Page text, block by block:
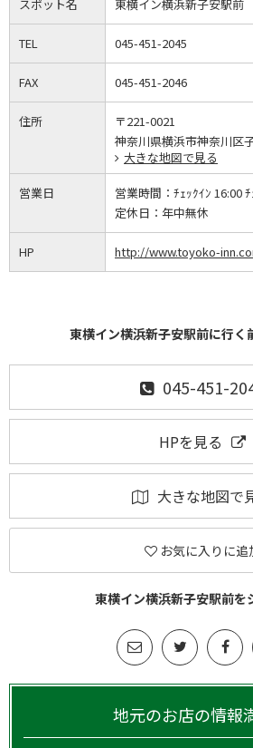
スポット名 東横イン横浜新子安駅前
TEL 045-451-2045
FAX 045-451-2046
住所
〒221-0021
神奈川県横浜市神奈川区
大きな地図で見る
営業日 営業時間： ﾁｪｯｸｲﾝ 16:00
定休日： 年中無休
HP http://www.toyoko-
東横イン横浜新子安駅前に行く
045-451-
HPを見る
大きな地図で
お気に入りに追
東横イン横浜新子安駅前を
地元のお店の情報